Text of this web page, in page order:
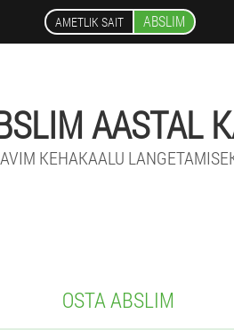
AMETLIK SAIT ABSLIM
AASTAL
KEHAKAALU
OSTA ABSLIM